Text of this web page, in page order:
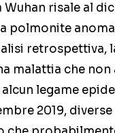
Wuhan risale al
polmonite
retrospettiva,
malattia che non
legame
2019,